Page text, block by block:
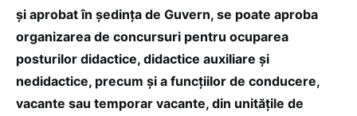
și aprobat în ședința de Guvern, se poate aproba
organizarea de concursuri pentru ocuparea
posturilor didactice, didactice auxiliare și
nedidactice, precum și a funcțiilor de conducere,
vacante sau temporar vacante, din unitățile de